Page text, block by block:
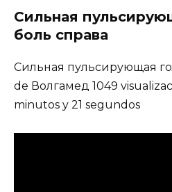
Сильная
боль справа
Сильная пульсирующая
de Волгамед 1049
minutos y 21 segundos